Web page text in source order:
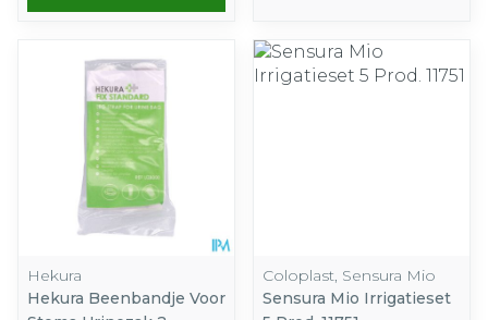
Hekura
Hekura Beenbandje Voor
Coloplast, Sensura Mio
Sensura Mio Irrigatieset